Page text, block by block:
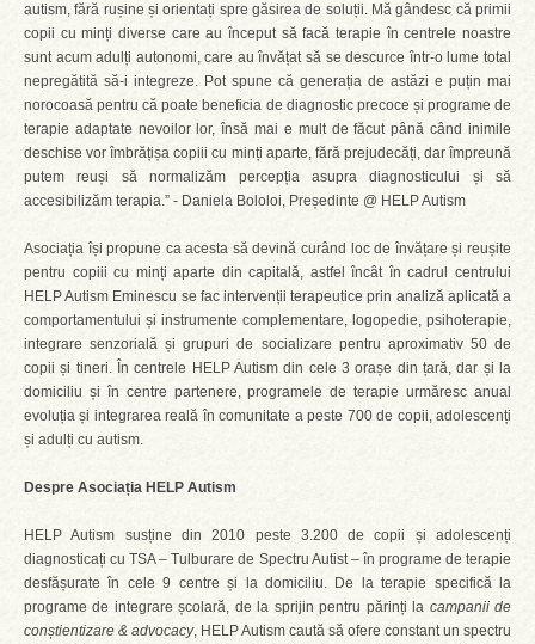
autism, fără rușine și orientați spre găsirea de soluții. Mă gândesc că primii
copii cu minți diverse care au început să facă terapie în centrele noastre
sunt acum adulți autonomi, care au învățat să se descurce într-o lume total
nepregătită să-i integreze. Pot spune că generația de astăzi e puțin mai
norocoasă pentru că poate beneficia de diagnostic precoce și programe de
terapie adaptate nevoilor lor, însă mai e mult de făcut până când inimile
deschise vor îmbrățișa copiii cu minți aparte, fără prejudecăți, dar împreună
putem reuși să normalizăm percepția asupra diagnosticului și să
accesibilizăm terapia.” - Daniela Bololoi, Președinte @ HELP Autism
Asociația își propune ca acesta să devină curând loc de învățare și reușite
pentru copiii cu minți aparte din capitală, astfel încât în cadrul centrului
HELP Autism Eminescu se fac intervenții terapeutice prin analiză aplicată a
comportamentului și instrumente complementare, logopedie, psihoterapie,
integrare senzorială și grupuri de socializare pentru aproximativ 50 de
copii și tineri. În centrele HELP Autism din cele 3 orașe din țară, dar și la
domiciliu și în centre partenere, programele de terapie urmăresc anual
evoluția și integrarea reală în comunitate a peste 700 de copii, adolescenți
și adulți cu autism.
Despre Asociația HELP Autism
HELP Autism susține din 2010 peste 3.200 de copii și adolescenți
diagnosticați cu TSA – Tulburare de Spectru Autist – în programe de terapie
desfășurate în cele 9 centre și la domiciliu. De la terapie specifică la
programe de integrare școlară, de la sprijin pentru părinți la campanii de
conștientizare & advocacy, HELP Autism caută să ofere constant un spectru